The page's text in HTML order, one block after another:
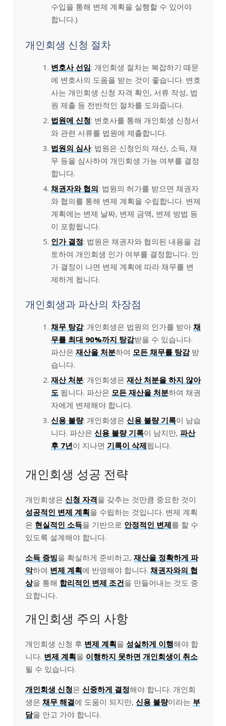
수입을 통해 변제 계획을 실행할 수 있어야
합니다.)
개인회생 신청 절차
변호사 선임: 개인회생 절차는 복잡하기 때문
에 변호사의 도움을 받는 것이 좋습니다. 변호
사는 개인회생 신청 자격 확인, 서류 작성, 법
원 제출 등 전반적인 절차를 도와줍니다.
법원에 신청: 변호사를 통해 개인회생 신청서
와 관련 서류를 법원에 제출합니다.
법원의 심사: 법원은 신청인의 재산, 소득, 채
무 등을 심사하여 개인회생 가능 여부를 결정
합니다.
채권자와 협의: 법원의 허가를 받으면 채권자
와 협의를 통해 변제 계획을 수립합니다. 변제
계획에는 변제 날짜, 변제 금액, 변제 방법 등
이 포함됩니다.
인가 결정: 법원은 채권자와 협의된 내용을 검
토하여 개인회생 인가 여부를 결정합니다. 인
가 결정이 나면 변제 계획에 따라 채무를 변
제하게 됩니다.
개인회생과 파산의 차장점
채무 탕감: 개인회생은 법원의 인가를 받아 채
무를 최대 90%까지 탕감받을 수 있습니다.
파산은 재산을 처분하여 모든 채무를 탕감받
습니다.
재산 처분: 개인회생은 재산 처분을 하지 않아
도 됩니다. 파산은 모든 재산을 처분하여 채권
자에게 변제해야 합니다.
신용 불량: 개인회생은 신용 불량 기록이 남습
니다. 파산은 신용 불량 기록이 남지만, 파산
후 7년이 지나면 기록이 삭제됩니다.
개인회생 성공 전략
개인회생은 신청 자격을 갖추는 것만큼 중요한 것이
성공적인 변제 계획을 수립하는 것입니다. 변제 계획
은 현실적인 소득을 기반으로 안정적인 변제를 할 수
있도록 설계해야 합니다.
소득 증빙을 확실하게 준비하고, 재산을 정확하게 파
악하여 변제 계획에 반영해야 합니다. 채권자와의 협
상을 통해 합리적인 변제 조건을 만들어내는 것도 중
요합니다.
개인회생 주의 사항
개인회생 신청 후 변제 계획을 성실하게 이행해야 합
니다. 변제 계획을 이행하지 못하면 개인회생이 취소
될 수 있습니다.
개인회생 신청은 신중하게 결정해야 합니다. 개인회
생은 채무 해결에 도움이 되지만, 신용 불량이라는 부
담을 안고 가야 합니다.